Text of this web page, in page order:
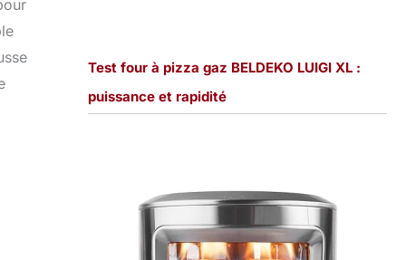
Test four à pizza gaz BELDEKO LUIGI XL :
puissance et rapidité